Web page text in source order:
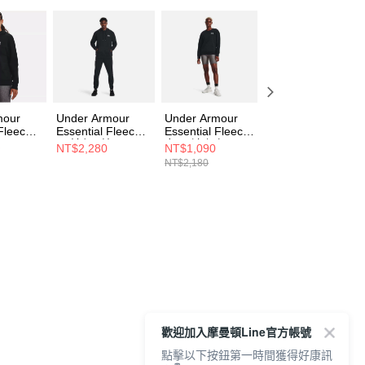
Under Armour
Essential Fleece
男 連帽T恤
1373880-001
NT$2,280
Under Armour
Essential Fleece
女 長袖上衣
1373032-001
NT$1,090
NT$2,180
歡迎加入摩曼頓Line官方帳號
點擊以下按鈕第一時間獲得好康訊